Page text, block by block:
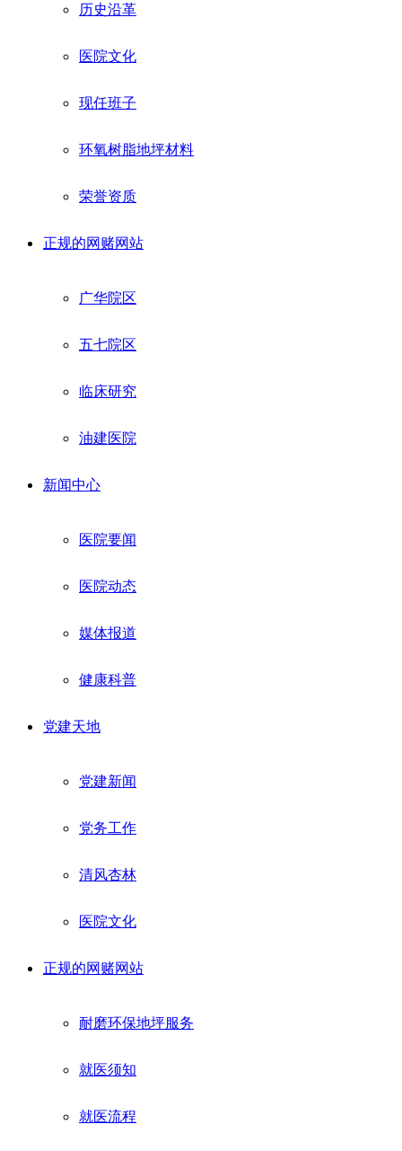
历史沿革
医院文化
现任班子
环氧树脂地坪材料
荣誉资质
正规的网赌网站
广华院区
五七院区
临床研究
油建医院
新闻中心
医院要闻
医院动态
媒体报道
健康科普
党建天地
党建新闻
党务工作
清风杏林
医院文化
正规的网赌网站
耐磨环保地坪服务
就医须知
就医流程